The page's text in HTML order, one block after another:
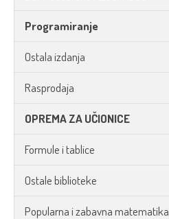
Programiranje
Ostala izdanja
Rasprodaja
OPREMA ZA UČIONICE
Formule i tablice
Ostale biblioteke
Popularna i zabavna matematika